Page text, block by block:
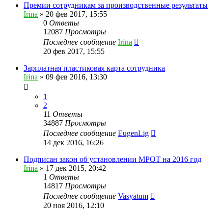
Премии сотрудникам за производственные результаты
Irina » 20 фев 2017, 15:55
0 Ответы
12087 Просмотры
Последнее сообщение Irina
20 фев 2017, 15:55
Зарплатная пластиковая карта сотрудника
Irina » 09 фев 2016, 13:30
1
2
11 Ответы
34887 Просмотры
Последнее сообщение EugenLig
14 дек 2016, 16:26
Подписан закон об установлении МРОТ на 2016 год
Irina » 17 дек 2015, 20:42
1 Ответы
14817 Просмотры
Последнее сообщение Vasyatum
20 ноя 2016, 12:10